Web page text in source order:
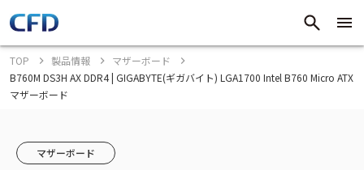
TOP 製品情報
マザーボード
B760M DS3H AX DDR4 | GIGABYTE(ギガバイト) LGA1700 Intel B760 Micro ATX
マザーボード
マザーボード